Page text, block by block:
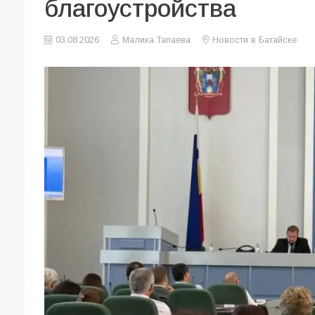
благоустройства
03.08.2026 Малика Тапаева Новости в Батайске